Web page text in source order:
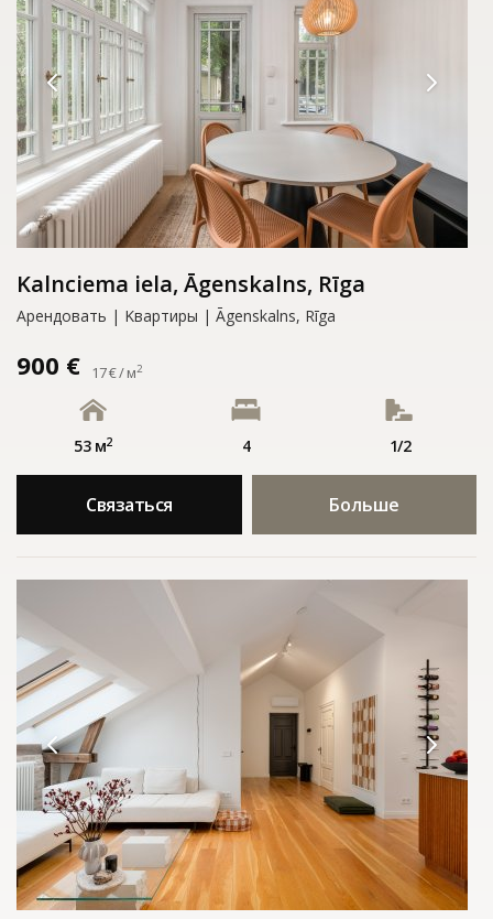
Kalnciema iela, Āgenskalns, Rīga
Арендовать | Kвартиры | Āgenskalns, Rīga
900 € 17 € / м2
53 м2 4 1/2
Связаться Больше